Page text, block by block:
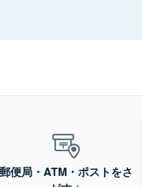
郵便局・ATM・ポストをさ